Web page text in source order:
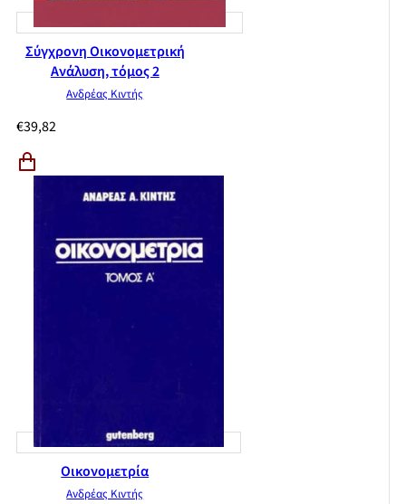
Σύγχρονη Οικονομετρική
Ανάλυση, τόμος 2
Ανδρέας Κιντής
€39,82
Οικονομετρία
Ανδρέας Κιντής